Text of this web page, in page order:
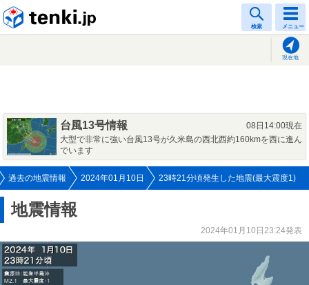
検索 メニュー
現在地
台風13号情報
08日14:00現在
大型で非常に強い台風13号が久米島の西北西約160kmを西に進ん
でいます
過去の地震情報 2024年01月10日 23時21分頃発生した地震(最大震度1)
地震情報
2024年01月10日23:24発表